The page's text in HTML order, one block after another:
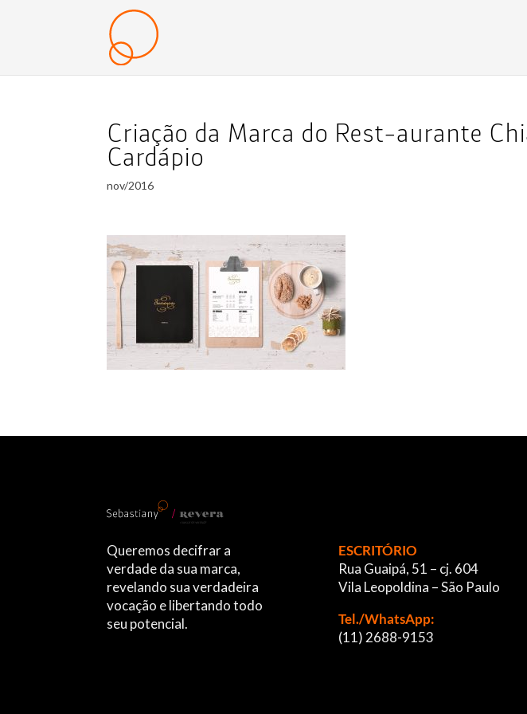
Criação da Marca do Rest-aurante
Cardápio
nov/2016
Queremos decifrar a
verdade da sua marca,
revelando sua verdadeira
vocação e libertando todo
seu potencial.
ESCRITÓRIO
Rua Guaipá, 51 – cj. 604
Vila Leopoldina – São Paulo
Tel./WhatsApp:
(11) 2688-9153